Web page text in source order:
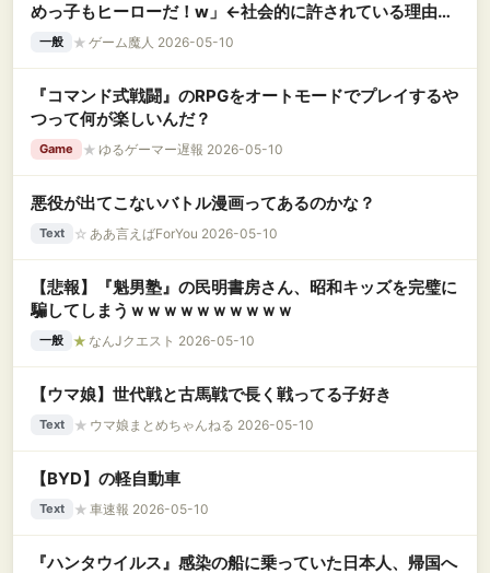
めっ子もヒーローだ！w」←社会的に許されている理由ｗ
ｗｗ
一般 ★ ゲーム魔人 2026-05-10
『コマンド式戦闘』のRPGをオートモードでプレイするや
つって何が楽しいんだ？
Game ★ ゆるゲーマー遅報 2026-05-10
悪役が出てこないバトル漫画ってあるのかな？
Text ☆ ああ言えばForYou 2026-05-10
【悲報】『魁男塾』の民明書房さん、昭和キッズを完璧に
騙してしまうｗｗｗｗｗｗｗｗｗｗ
一般 ★ なんJクエスト 2026-05-10
【ウマ娘】世代戦と古馬戦で長く戦ってる子好き
Text ★ ウマ娘まとめちゃんねる 2026-05-10
【BYD】の軽自動車
Text ★ 車速報 2026-05-10
『ハンタウイルス』感染の船に乗っていた日本人、帰国へ